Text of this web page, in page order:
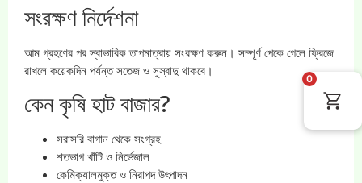
সংরক্ষণ নির্দেশনা
আম গ্রহণের পর স্বাভাবিক তাপমাত্রায় সংরক্ষণ করুন। সম্পূর্ণ পেকে গেলে ফ্রিজে
রাখলে কয়েকদিন পর্যন্ত সতেজ ও সুস্বাদু থাকবে।
কেন কৃষি হাট বাজার?
সরাসরি বাগান থেকে সংগ্রহ
শতভাগ খাঁটি ও নির্ভেজাল
কেমিক্যালমুক্ত ও নিরাপদ উৎপাদন
0